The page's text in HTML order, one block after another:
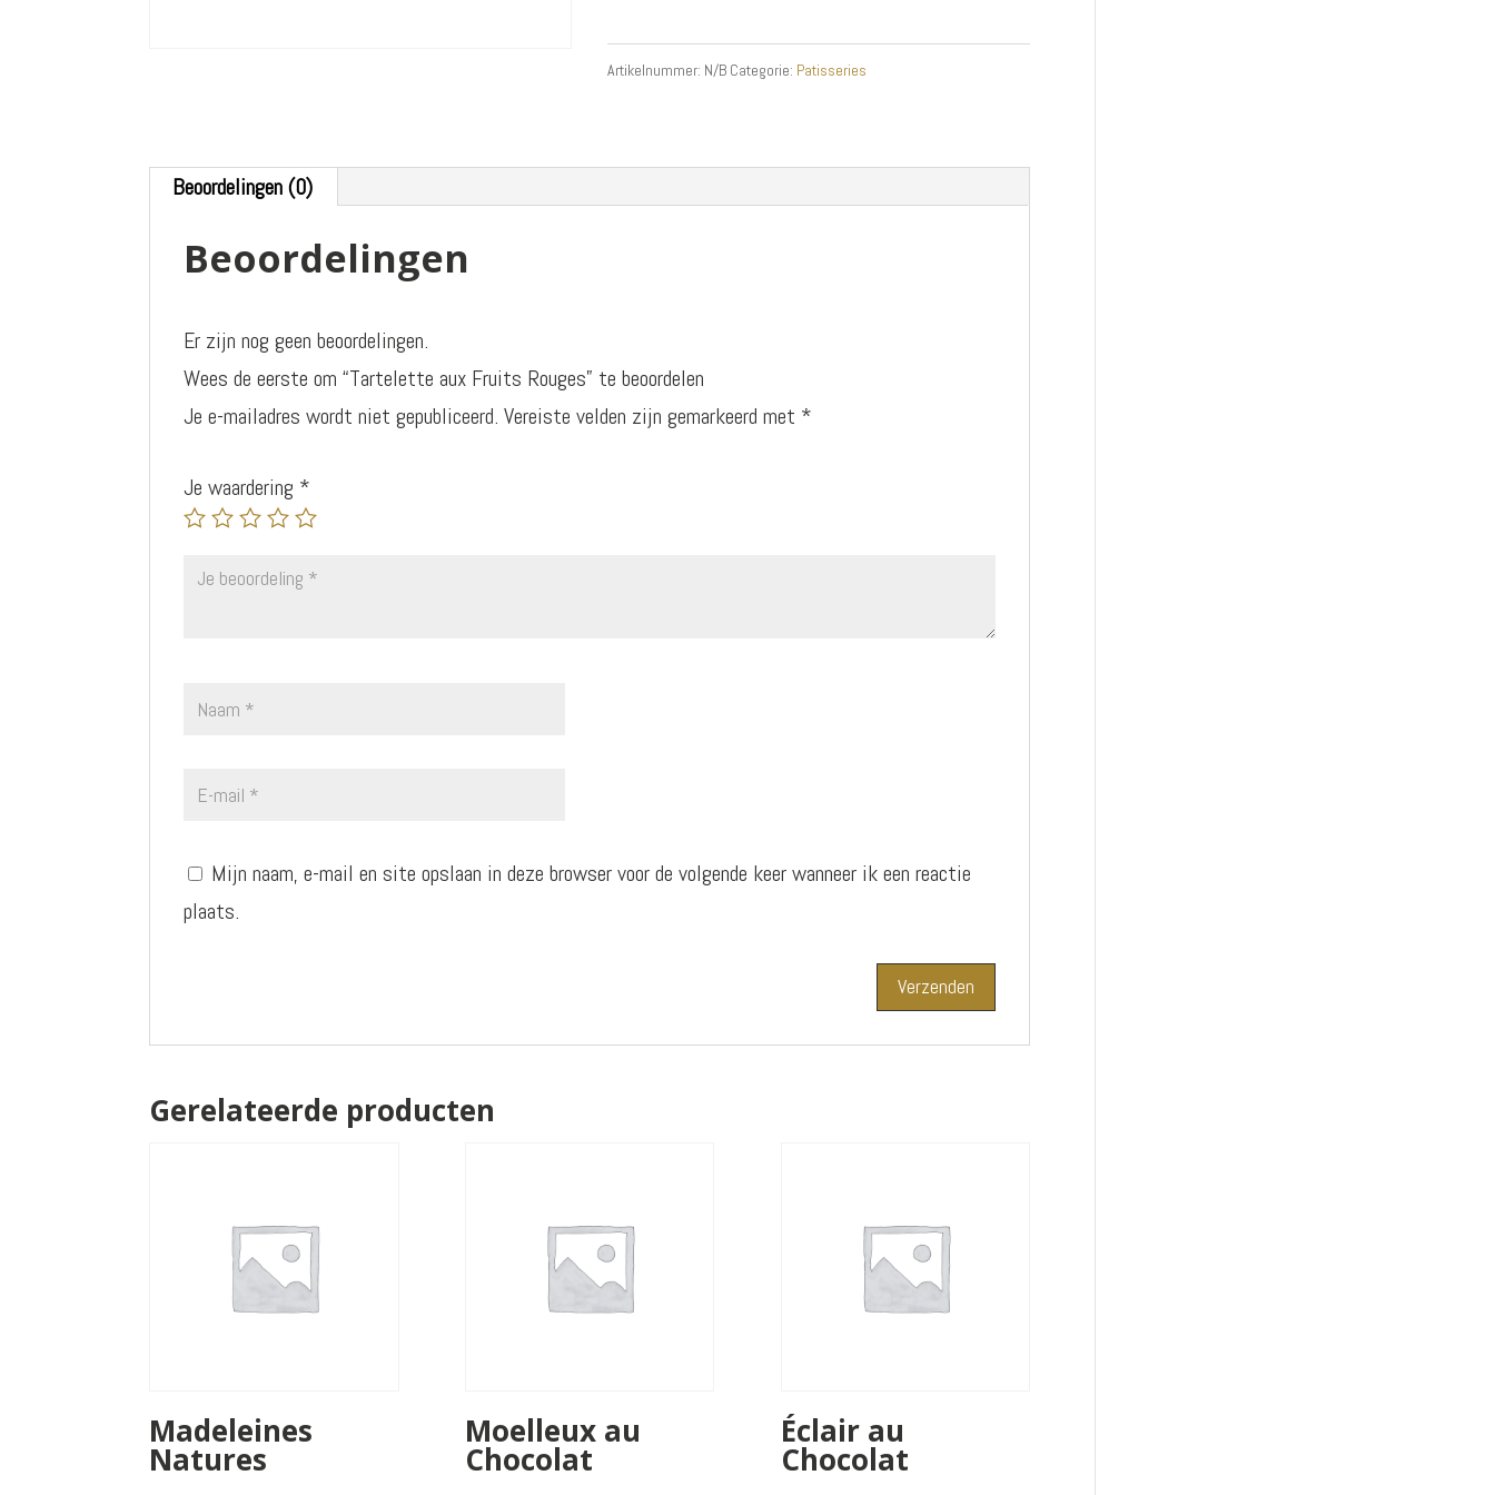
Rouges
Artikelnummer: N/B Categorie: Patisseries
Beoordelingen (0)
Beoordelingen
Er zijn nog geen beoordelingen.
Wees de eerste om “Tartelette aux Fruits Rouges” te beoordelen
Je e-mailadres wordt niet gepubliceerd. Vereiste velden zijn gemarkeerd met *
Je waardering *
Mijn naam, e-mail en site opslaan in deze browser voor de volgende keer wanneer ik een reactie
plaats.
Gerelateerde producten
Madeleines
Natures
Moelleux au
Chocolat
Éclair au
Chocolat